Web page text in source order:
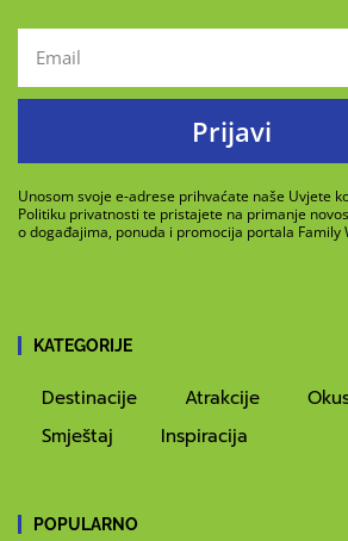
Prijavi
Unosom svoje e-adrese prihvaćate naše Uvjete
Politiku privatnosti te pristajete na primanje
o događajima, ponuda i promocija portala Family
KATEGORIJE
Destinacije Atrakcije
Smještaj
Inspiracija
POPULARNO